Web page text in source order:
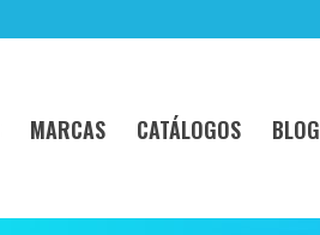
MARCAS CATÁLOGOS BLOG